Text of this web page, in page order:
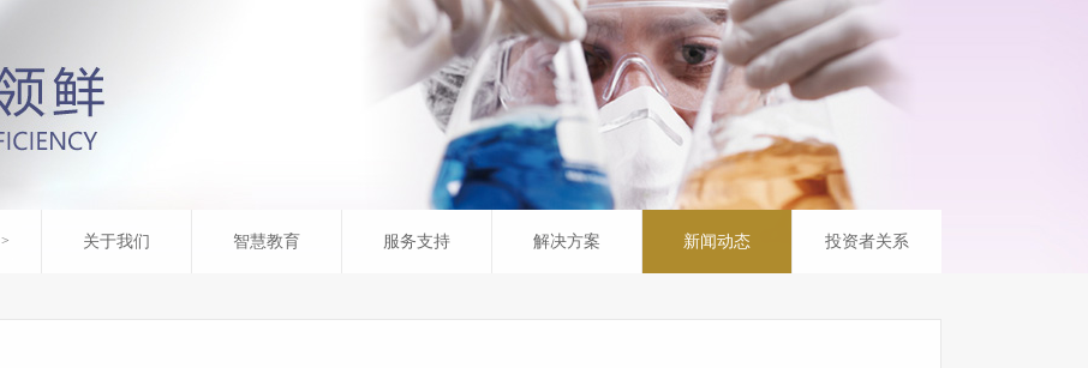
> 关于我们 智慧教育 服务支持 解决方案 新闻动态 投资者关系